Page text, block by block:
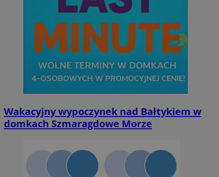
Wakacyjny wypoczynek nad Bałtykiem w
domkach Szmaragdowe Morze